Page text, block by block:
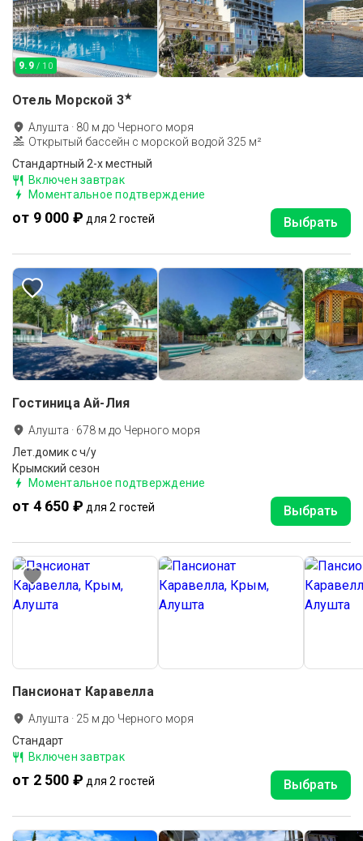
9.9 / 10
Отель Морской 3★
Алушта · 80 м до Черного моря
Открытый бассейн с морской водой 325 м²
Стандартный 2-х местный
Включен завтрак
Моментальное подтверждение
от 9 000 ₽ для 2 гостей Выбрать
Гостиница Ай-Лия
Алушта · 678 м до Черного моря
Лет.домик с ч/у
Крымский сезон
Моментальное подтверждение
от 4 650 ₽ для 2 гостей Выбрать
Пансионат Каравелла
Алушта · 25 м до Черного моря
Cтандарт
Включен завтрак
от 2 500 ₽ для 2 гостей Выбрать